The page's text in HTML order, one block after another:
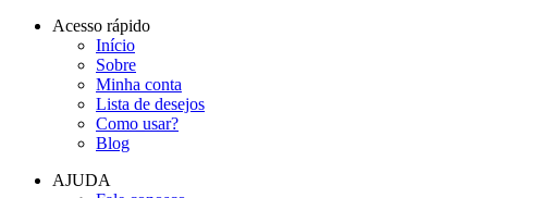
Acesso rápido
Início
Sobre
Minha conta
Lista de desejos
Como usar?
Blog
AJUDA